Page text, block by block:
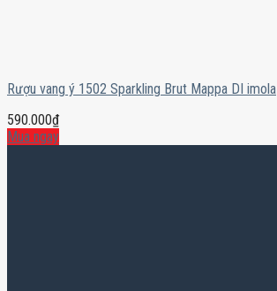
Rượu vang ý 1502 Sparkling Brut Mappa DI imola
590.000₫
Mua ngay